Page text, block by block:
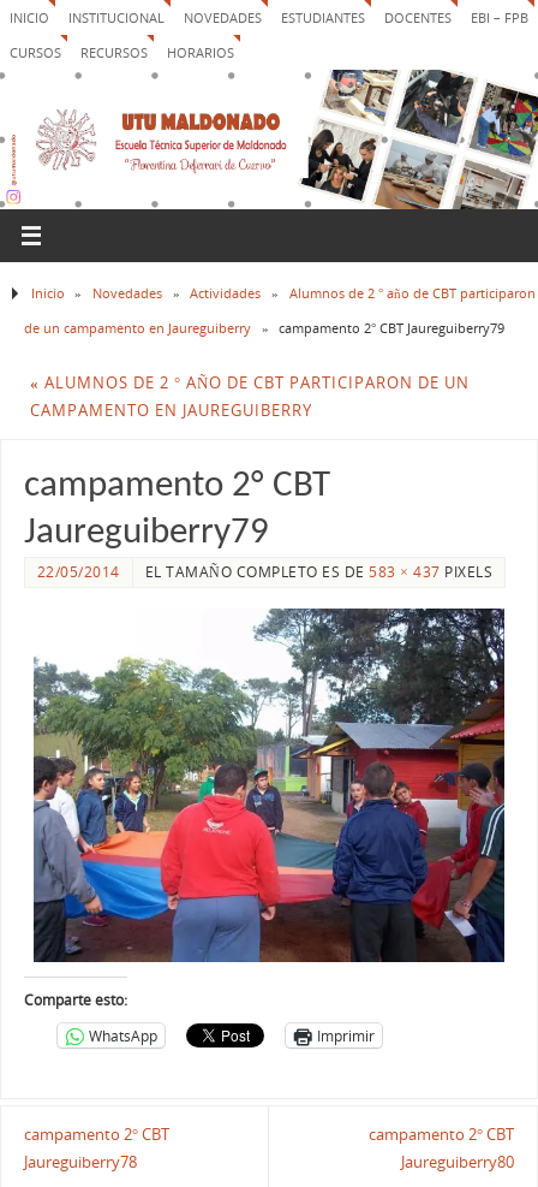
INICIO INSTITUCIONAL NOVEDADES ESTUDIANTES DOCENTES
EBI – FPB
CURSOS
RECURSOS HORARIOS
Inicio » Novedades » Actividades »
Alumnos de 2 ° año de CBT participaron
de un campamento en Jaureguiberry » campamento 2° CBT Jaureguiberry79
« ALUMNOS DE 2 ° AÑO DE CBT PARTICIPARON DE UN
CAMPAMENTO EN JAUREGUIBERRY
campamento 2° CBT
Jaureguiberry79
22/05/2014 EL TAMAÑO COMPLETO ES DE583 × 437 PIXELS
Comparte esto:
WhatsApp
Imprimir
campamento 2° CBT
Jaureguiberry78
campamento 2° CBT
Jaureguiberry80